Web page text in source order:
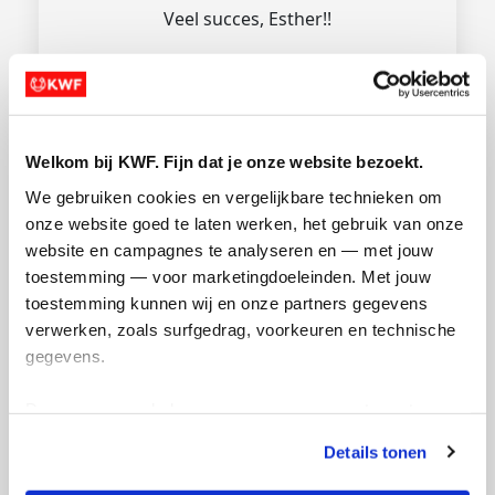
Welkom bij KWF. Fijn dat je onze website bezoekt.
We gebruiken cookies en vergelijkbare technieken om
onze website goed te laten werken, het gebruik van onze
website en campagnes te analyseren en — met jouw
toestemming — voor marketingdoeleinden. Met jouw
toestemming kunnen wij en onze partners gegevens
verwerken, zoals surfgedrag, voorkeuren en technische
gegevens.
tonen. Je kunt je toestemming op elk moment wijzigen of
intrekken via Cookie instellingen onderaan de pagina. De
Details tonen
Veel succes, Esther!!
€42.65
Margreet van Nieuwkoop
Beloofd het bedrag van de buurman te